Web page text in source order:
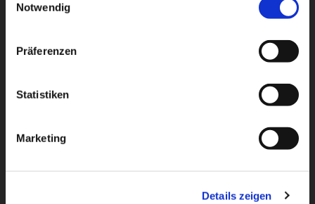
Notwendig
Präferenzen
Statistiken
Marketing
Details zeigen